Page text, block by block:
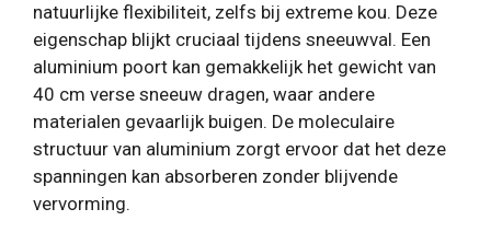
natuurlijke flexibiliteit, zelfs bij extreme kou. Deze
eigenschap blijkt cruciaal tijdens sneeuwval. Een
aluminium poort kan gemakkelijk het gewicht van
40 cm verse sneeuw dragen, waar andere
materialen gevaarlijk buigen. De moleculaire
structuur van aluminium zorgt ervoor dat het deze
spanningen kan absorberen zonder blijvende
vervorming.